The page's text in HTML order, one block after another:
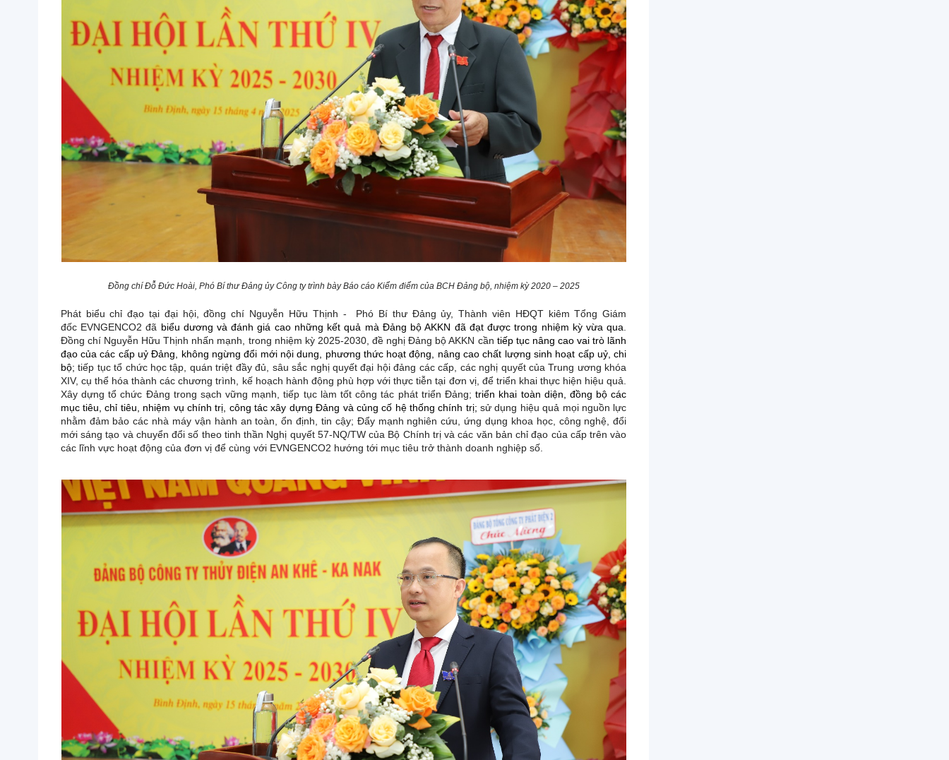
Đồng chí Đỗ Đức Hoài, Phó Bí thư Đảng ủy Công ty trình bày Báo cáo Kiểm điểm của BCH Đảng bộ, nhiệm kỳ 2020 – 2025
Phát biểu chỉ đạo tại đại hội, đồng chí Nguyễn Hữu Thịnh - Phó Bí thư Đảng ủy, Thành viên HĐQT kiêm Tổng Giám
đốc EVNGENCO2 đã biểu dương và đánh giá cao những kết quả mà Đảng bộ AKKN đã đạt được trong nhiệm kỳ vừa qua.
Đồng chí Nguyễn Hữu Thịnh nhấn mạnh, trong nhiệm kỳ 2025-2030, đề nghị Đảng bộ AKKN cần tiếp tục nâng cao vai trò lãnh
đạo của các cấp uỷ Đảng, không ngừng đổi mới nội dung, phương thức hoạt động, nâng cao chất lượng sinh hoạt cấp uỷ, chi
bộ;tiếp tục tổ chức học tập, quán triệt đầy đủ, sâu sắc nghị quyết đại hội đảng các cấp, các nghị quyết của Trung ương khóa
XIV, cụ thể hóa thành các chương trình, kế hoạch hành động phù hợp với thực tiễn tại đơn vị, để triển khai thực hiện hiệu quả.
Xây dựng tổ chức Đảng trong sạch vững mạnh, tiếp tục làm tốt công tác phát triển Đảng;triển khai toàn diện, đồng bộ các
mục tiêu, chỉ tiêu, nhiệm vụ chính trị, công tác xây dựng Đảng và củng cố hệ thống chính trị;sử dụng hiệu quả mọi nguồn lực
nhằm đảm bảo các nhà máy vận hành an toàn, ổn định, tin cậy; Đẩy mạnh nghiên cứu, ứng dụng khoa học, công nghệ, đổi
mới sáng tạo và chuyển đổi số theo tinh thần Nghị quyết 57-NQ/TW của Bộ Chính trị và các văn bản chỉ đạo của cấp trên vào
các lĩnh vực hoạt động của đơn vị để cùng với EVNGENCO2 hướng tới mục tiêu trở thành doanh nghiệp số.